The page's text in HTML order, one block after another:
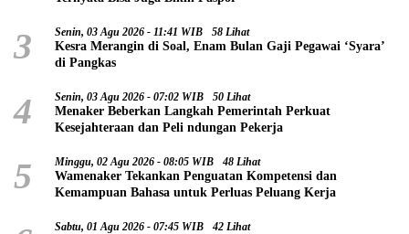
3 Senin, 03 Agu 2026 - 11:41 WIB 58 Lihat
Kesra Merangin di Soal, Enam Bulan Gaji Pegawai ‘Syara’
di Pangkas
4 Senin, 03 Agu 2026 - 07:02 WIB 50 Lihat
Menaker Beberkan Langkah Pemerintah Perkuat
Kesejahteraan dan Peli ndungan Pekerja
5 Minggu, 02 Agu 2026 - 08:05 WIB 48 Lihat
Wamenaker Tekankan Penguatan Kompetensi dan
Kemampuan Bahasa untuk Perluas Peluang Kerja
Sabtu, 01 Agu 2026 - 07:45 WIB 42 Lihat